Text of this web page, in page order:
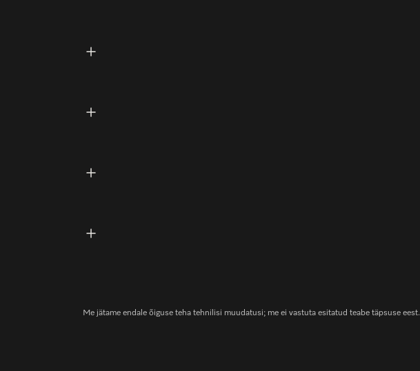
Me jätame endale õiguse teha tehnilisi muudatusi; me ei vastuta esitatud teabe täpsuse eest.